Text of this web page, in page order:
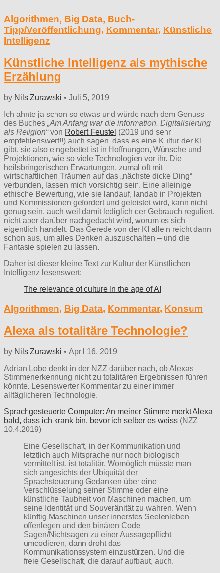
Algorithmen, Big Data, Buch-
Tipp/Veröffentlichung, Kommentar, Künstliche
Intelligenz
Künstliche Intelligenz als mythische
Erzählung
by Nils Zurawski • Juli 5, 2019
Ich ahnte ja schon so etwas und würde nach dem Genuss
des Buches „Am Anfang war die information. Digitalisierung
als Religion“von Robert Feustel (2019 und sehr
empfehlenswert!!) auch sagen, dass es eine Kultur der KI
gibt, sie also eingebettet ist in Hoffnungen, Wünsche und
Projektionen, wie so viele Technologien vor ihr. Die
heilsbringerischen Erwartungen, zumal oft mit
wirtschaftlichen Träumen auf das „nächste dicke Ding“
verbunden, lassen mich vorsichtig sein. Eine alleinige
ethische Bewertung, wie sie landauf, landab in Projekten
und Kommissionen gefordert und geleistet wird, kann nicht
genug sein, auch weil damit lediglich der Gebrauch reguliert,
nicht aber darüber nachgedacht wird, worum es sich
eigentlich handelt. Das Gerede von der KI allein reicht dann
schon aus, um alles Denken auszuschalten – und die
Fantasie spielen zu lassen.
Daher ist dieser kleine Text zur Kultur der Künstlichen
Intelligenz lesenswert:
The relevance of culture in the age of AI
Algorithmen, Big Data, Kommentar, Konsum
Alexa als totalitäre Technologie?
by Nils Zurawski • April 16, 2019
Adrian Lobe denkt in der NZZ darüber nach, ob Alexas
Stimmenerkennung nicht zu totalitären Ergebnissen führen
könnte. Lesenswerter Kommentar zu einer immer
alltäglicheren Technologie.
Sprachgesteuerte Computer: An meiner Stimme merkt Alexa
bald, dass ich krank bin, bevor ich selber es weiss (NZZ
10.4.2019)
Eine Gesellschaft, in der Kommunikation und
letztlich auch Mitsprache nur noch biologisch
vermittelt ist, ist totalitär. Womöglich müsste man
sich angesichts der Ubiquität der
Sprachsteuerung Gedanken über eine
Verschlüsselung seiner Stimme oder eine
künstliche Taubheit von Maschinen machen, um
seine Identität und Souveränität zu wahren. Wenn
künftig Maschinen unser innerstes Seelenleben
offenlegen und den binären Code
Sagen/Nichtsagen zu einer Aussagepflicht
umcodieren, dann droht das
Kommunikationssystem einzustürzen. Und die
freie Gesellschaft, die darauf aufbaut, auch.